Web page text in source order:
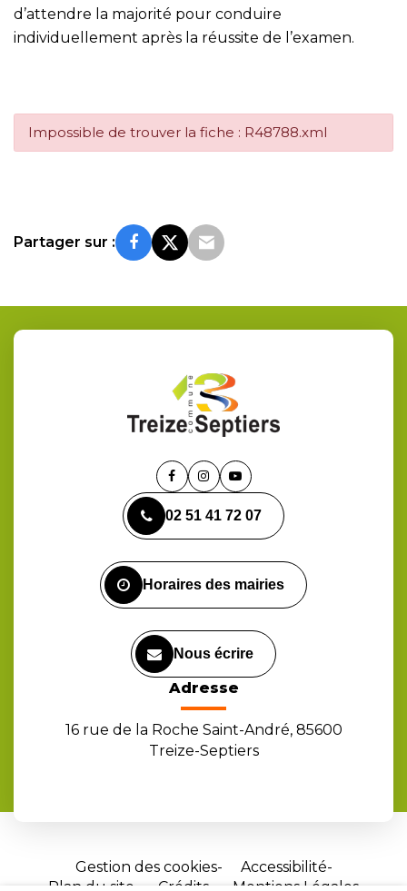
d’attendre la majorité pour conduire
individuellement après la réussite de l’examen.
Impossible de trouver la fiche : R48788.xml
Partager sur :
Lien
le
compte
Lien
le
compte
Lien
la
chaîne
02 51 41 72 07
Horaires des mairies
Nous écrire
Adresse
16 rue de la Roche Saint-André, 85600
Treize-Septiers
Gestion des cookies
Accessibilité
Plan du site
Crédits Mentions Légales